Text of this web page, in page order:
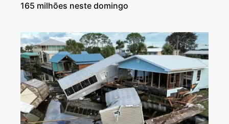
165 milhões neste domingo